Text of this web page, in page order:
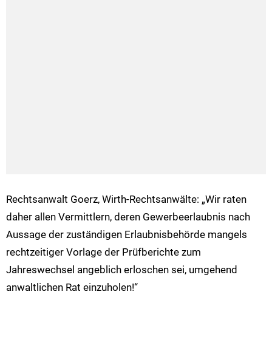
Rechtsanwalt Goerz, Wirth-Rechtsanwälte: „Wir raten
daher allen Vermittlern, deren Gewerbeerlaubnis nach
Aussage der zuständigen Erlaubnisbehörde mangels
rechtzeitiger Vorlage der Prüfberichte zum
Jahreswechsel angeblich erloschen sei, umgehend
anwaltlichen Rat einzuholen!“